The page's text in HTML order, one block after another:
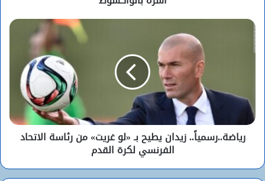
رياضة..رسمياً.. زيدان يطيح بـ «لو غريت» من رئاسة الاتحاد
الفرنسي لكرة القدم